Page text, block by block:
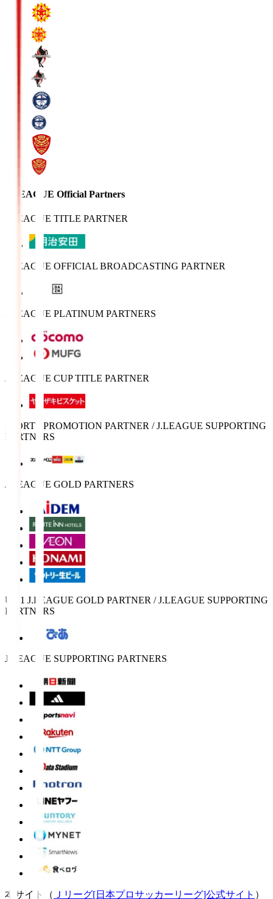
J.LEAGUE Official Partners
J.LEAGUE TITLE PARTNER
J.LEAGUE OFFICIAL BROADCASTING PARTNER
J.LEAGUE PLATINUM PARTNERS
J.LEAGUE CUP TITLE PARTNER
SPORTS PROMOTION PARTNER / J.LEAGUE SUPPORTING
PARTNERS
J.LEAGUE GOLD PARTNERS
U-21 J.LEAGUE GOLD PARTNER / J.LEAGUE SUPPORTING
PARTNERS
J.LEAGUE SUPPORTING PARTNERS
本サイト（ Ｊリーグ[日本プロサッカーリーグ]公式サイト ）